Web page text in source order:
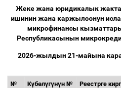
Жеке жана юридикалык
ишинин жана каржылоонун
микрофинансы
Республикасынын
2026-жылдын 21-майына
№ Күбөлүгүнүн № Реестрге